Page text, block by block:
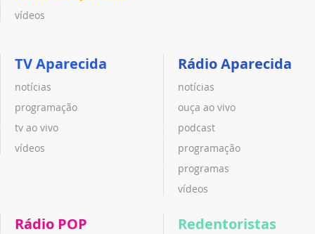
vídeos
TV Aparecida
notícias
programação
tv ao vivo
vídeos
Rádio Aparecida
notícias
ouça ao vivo
podcast
programação
programas
vídeos
Rádio POP Redentoristas